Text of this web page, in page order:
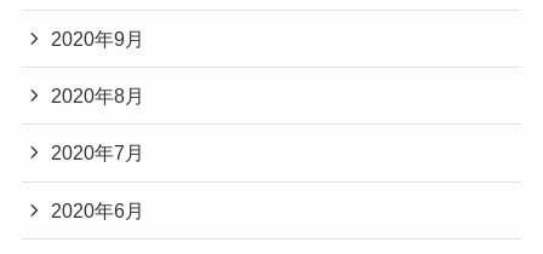
2020年9月
2020年8月
2020年7月
2020年6月